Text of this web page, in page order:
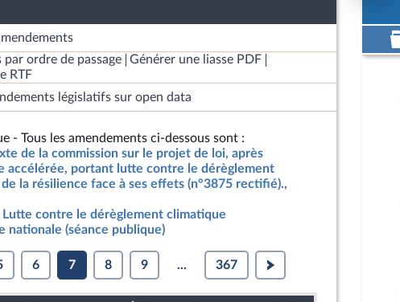
ordre de passage
Générer une liasse PDF
RTF
législatifs sur open data
- Tous les amendements ci-dessous sont :
de la commission sur le projet de loi, après
accélérée, portant lutte contre le dérèglement
la résilience face à ses effets (n°3875 rectifié).,
Lutte contre le dérèglement climatique
nationale (séance publique)
6 7 8 9 ... 367